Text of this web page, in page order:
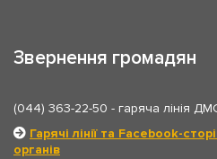
Звернення громадян
(044) 363-22-50 - гаряча лінія
Гарячі лінії та Facebook-
органів